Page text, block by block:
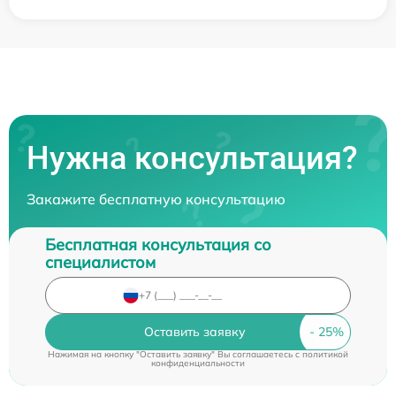
Нужна консультация?
Закажите бесплатную консультацию
Бесплатная консультация со
специалистом
Оставить заявку
Нажимая на кнопку "Оставить заявку" Вы соглашаетесь cполитикой
конфиденциальности